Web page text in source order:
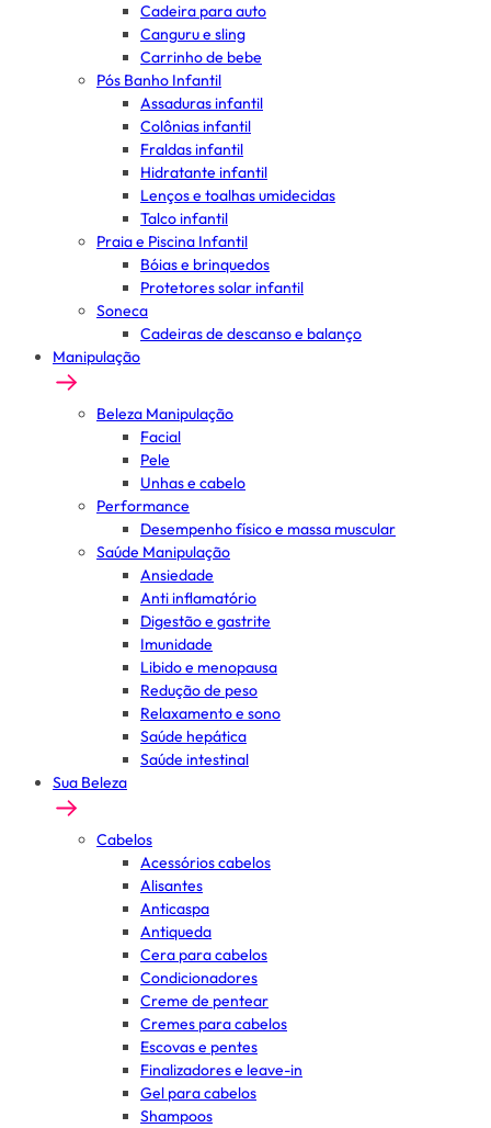
Cadeira para auto
Canguru e sling
Carrinho de bebe
Pós Banho Infantil
Assaduras infantil
Colônias infantil
Fraldas infantil
Hidratante infantil
Lenços e toalhas umidecidas
Talco infantil
Praia e Piscina Infantil
Bóias e brinquedos
Protetores solar infantil
Soneca
Cadeiras de descanso e balanço
Manipulação
Beleza Manipulação
Facial
Pele
Unhas e cabelo
Performance
Desempenho físico e massa muscular
Saúde Manipulação
Ansiedade
Anti inflamatório
Digestão e gastrite
Imunidade
Libido e menopausa
Redução de peso
Relaxamento e sono
Saúde hepática
Saúde intestinal
Sua Beleza
Cabelos
Acessórios cabelos
Alisantes
Anticaspa
Antiqueda
Cera para cabelos
Condicionadores
Creme de pentear
Cremes para cabelos
Escovas e pentes
Finalizadores e leave-in
Gel para cabelos
Shampoos